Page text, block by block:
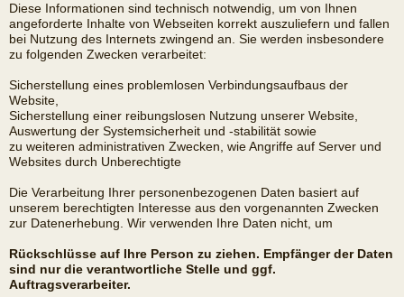
Diese Informationen sind technisch notwendig, um von Ihnen
angeforderte Inhalte von Webseiten korrekt auszuliefern und fallen
bei Nutzung des Internets zwingend an. Sie werden insbesondere
zu folgenden Zwecken verarbeitet:
Sicherstellung eines problemlosen Verbindungsaufbaus der
Website,
Sicherstellung einer reibungslosen Nutzung unserer Website,
Auswertung der Systemsicherheit und -stabilität sowie
zu weiteren administrativen Zwecken, wie Angriffe auf Server und
Websites durch Unberechtigte
Die Verarbeitung Ihrer personenbezogenen Daten basiert auf
unserem berechtigten Interesse aus den vorgenannten Zwecken
zur Datenerhebung. Wir verwenden Ihre Daten nicht, um
Rückschlüsse auf Ihre Person zu ziehen. Empfänger der Daten
sind nur die verantwortliche Stelle und ggf.
Auftragsverarbeiter.